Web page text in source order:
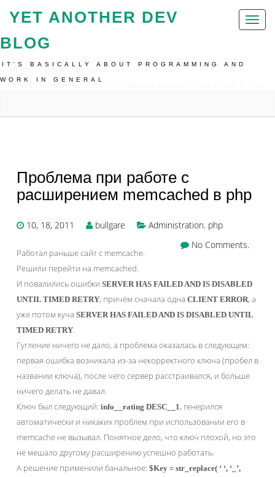
Toggle
YET ANOTHER DEV
BLOG
IT'S BASICALLY ABOUT PROGRAMMING AND
WORK IN GENERAL
Home
Administration
Проблема При Работе С Расширением Memcached В Php
Проблема при работе с
расширением memcached в php
10, 18, 2011 bullgare Administration, php
No Comments.
Работал раньше сайт с memcache.
Решили перейти на memcached.
И повалились ошибки SERVER HAS FAILED AND IS DISABLED
UNTIL TIMED RETRY, причём сначала одна CLIENT ERROR, а
уже потом куча SERVER HAS FAILED AND IS DISABLED UNTIL
TIMED RETRY.
Гугление ничего не дало, а проблема оказалась в следующем:
первая ошибка возникала из-за некорректного ключа (пробел в
названии ключа), после чего сервер расстраивался, и больше
ничего делать не давал.
Ключ был следующий: info__rating DESC__1, генерился
автоматически и никаких проблем при использовании его в
memcache не вызывал. Понятное дело, что ключ плохой, но это
не мешало другому расширению успешно работать.
А решение применили банальное: $Key = str_replace( ‘ ‘, ‘_’,